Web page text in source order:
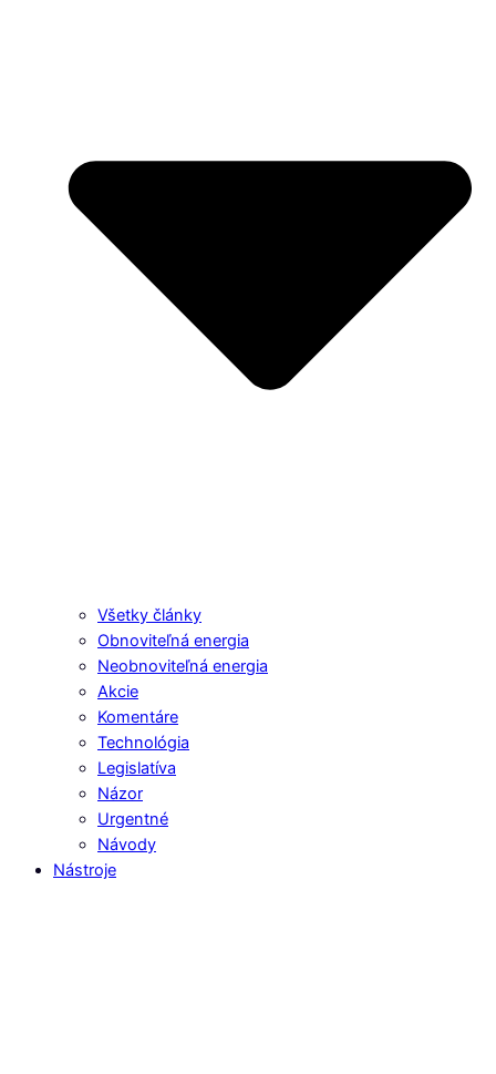
Všetky články
Obnoviteľná energia
Neobnoviteľná energia
Akcie
Komentáre
Technológia
Legislatíva
Názor
Urgentné
Návody
Nástroje